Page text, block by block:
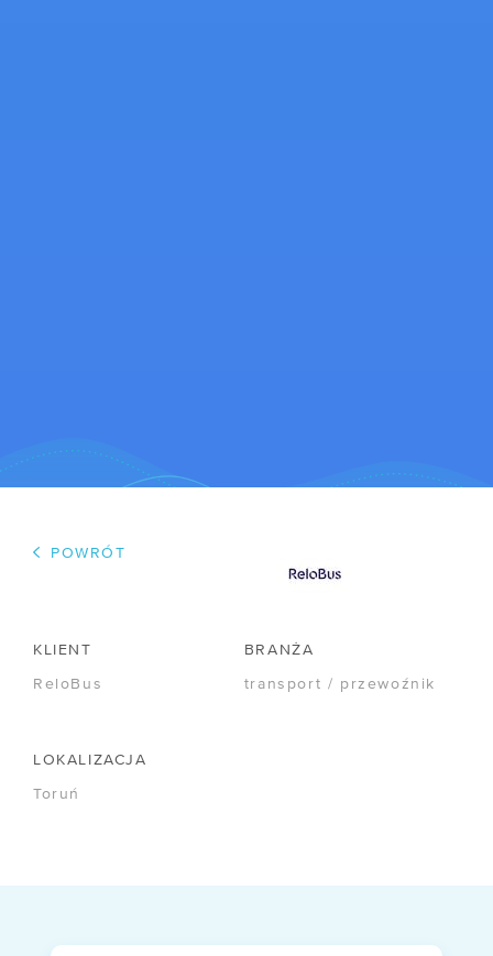
/ Program poleceń
/ Kariera
/ IPCEI-CIS
/ Zapytania ofertowe
FIRMA
/ O nas
POWRÓT
KLIENT
ReloBus
BRANŻA
transport / przewoźnik
LOKALIZACJA
Toruń